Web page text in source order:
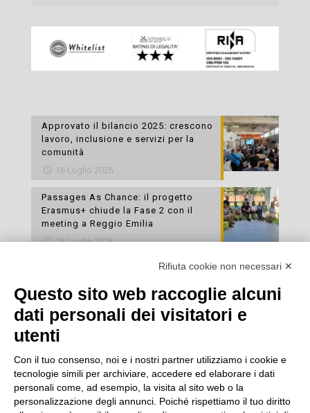
Approvato il bilancio 2025: crescono
lavoro, inclusione e servizi per la
comunità
16 Luglio 2026
Passages As Chance: il progetto
Erasmus+ chiude la Fase 2 con il
meeting a Reggio Emilia
16 Luglio 2026
Esami di laboratorio preventivi
cura della propria salute
16 Luglio 2026
Rifiuta cookie non necessari ✕
Questo sito web raccoglie alcuni
dati personali dei visitatori e
utenti
Con il tuo consenso, noi e i nostri partner utilizziamo i cookie e
tecnologie simili per archiviare, accedere ed elaborare i dati
personali come, ad esempio, la visita al sito web o la
personalizzazione degli annunci. Poiché rispettiamo il tuo diritto